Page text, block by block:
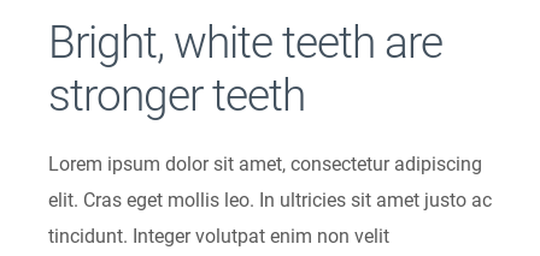
Bright, white teeth are
stronger teeth
Lorem ipsum dolor sit amet, consectetur adipiscing
elit. Cras eget mollis leo. In ultricies sit amet justo ac
tincidunt. Integer volutpat enim non velit